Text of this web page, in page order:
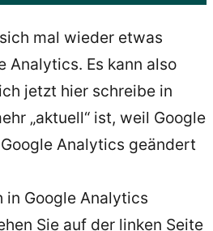
mal wieder etwas
Analytics. Es kann also
jetzt hier schreibe in
„aktuell“ ist, weil Google
Analytics geändert
in Google Analytics
Sie auf der linken Seite